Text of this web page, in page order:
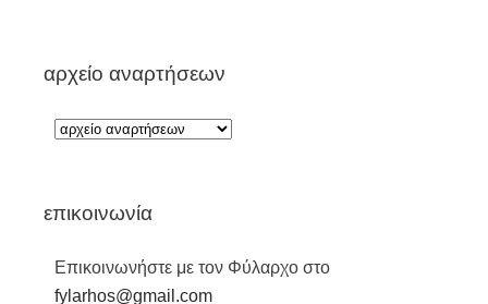
αρχείο αναρτήσεων
επικοινωνία
Επικοινωνήστε με τον Φύλαρχο στο
fylarhos@gmail.com